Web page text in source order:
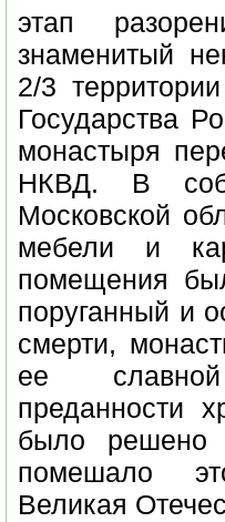
этап
знаменитый
2/3
Государства
монастыря
НКВД. В
Московской
мебели и
помещения
поруганный и
смерти,
ее
преданности
было решено
помешало
Великая